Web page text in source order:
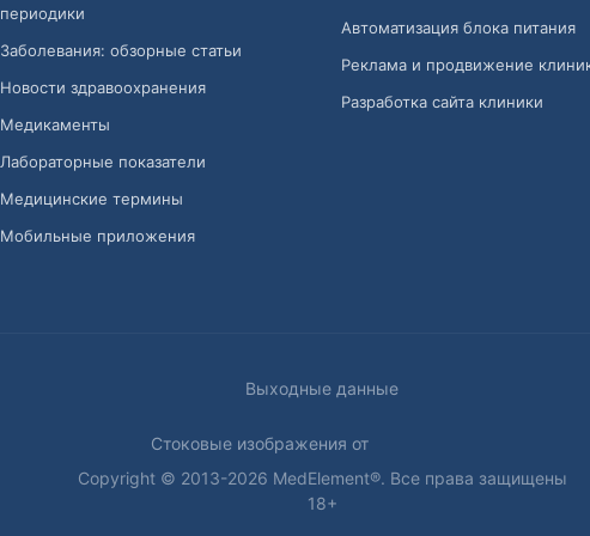
периодики
Заболевания: обзорные статьи
Новости здравоохранения
Медикаменты
Лабораторные показатели
Медицинские термины
Мобильные приложения
Автоматизация блока питания
Реклама и продвижение
Разработка сайта клиники
Выходные данные
Стоковые изображения от
Copyright © 2013-2026 MedElement®. Все права защищены
18+